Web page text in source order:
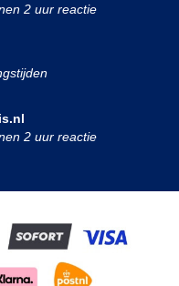
2 uur reactie
2 uur reactie